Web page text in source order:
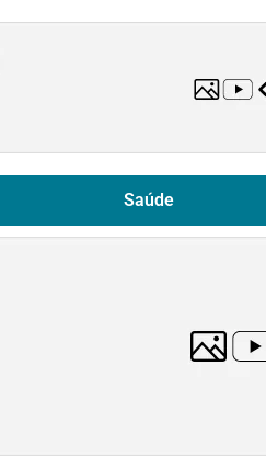
Saúde